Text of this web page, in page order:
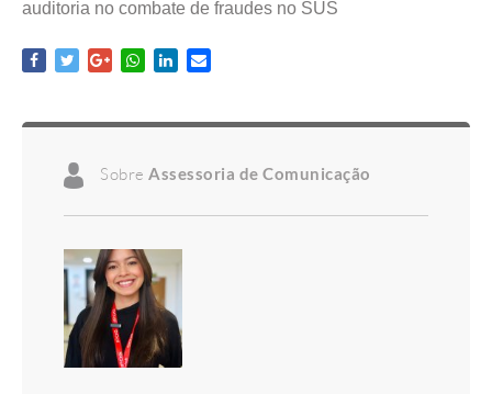
auditoria no combate de fraudes no SUS
Sobre Assessoria de Comunicação